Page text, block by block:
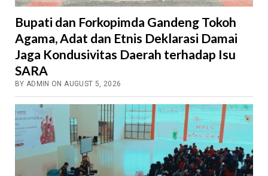
Bupati dan Forkopimda Gandeng Tokoh
Agama, Adat dan Etnis Deklarasi Damai
Jaga Kondusivitas Daerah terhadap Isu
SARA
BY ADMIN ON AUGUST 5, 2026